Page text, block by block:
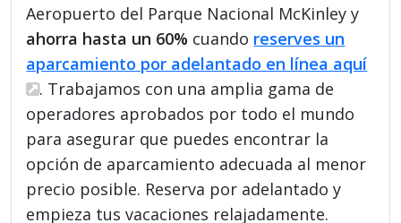
Aeropuerto del Parque Nacional McKinley y
ahorra hasta un 60% cuando reserves un
aparcamiento por adelantado en línea aquí
. Trabajamos con una amplia gama de
operadores aprobados por todo el mundo
para asegurar que puedes encontrar la
opción de aparcamiento adecuada al menor
precio posible. Reserva por adelantado y
empieza tus vacaciones relajadamente.